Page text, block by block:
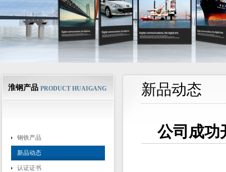
淮钢产品 PRODUCT HUAIGANG
钢铁产品
新品动态
认证证书
新品动态
公司成功